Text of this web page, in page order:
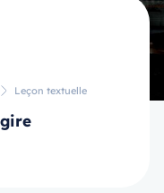
Leçon textuelle